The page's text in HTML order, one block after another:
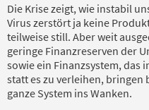
Die Krise zeigt, wie instabil
Virus zerstört ja keine
teilweise still. Aber weit
geringe Finanzreserven der
sowie ein Finanzsystem, das
statt es zu verleihen, bringen
ganze System ins Wanken.